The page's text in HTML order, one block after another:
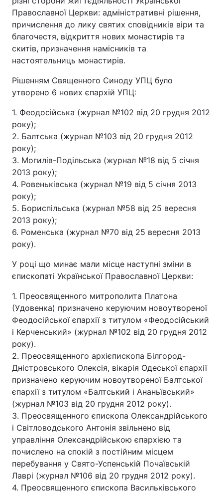
Православної Церкви: адміністративні рішення,
причислення до лику святих сповідників віри та
благочестя, відкриття нових монастирів та
скитів, призначення намісників та
настоятельниць монастирів.
Рішенням Священного Синоду УПЦ було
утворено 6 нових єпархій УПЦ:
1. Феодосійська (журнал №102 від 20 грудня 2012
року);
2. Балтська (журнал №103 від 20 грудня 2012
року);
3. Могилів-Подільська (журнал №18 від 5 січня
2013 року);
4. Ровеньківська (журнал №19 від 5 січня 2013
року);
5. Бориспільська (журнал №58 від 25 вересня
2013 року);
6. Роменська (журнал №70 від 25 вересня 2013
року).
У році що минає мали місце наступні зміни в
єпископаті Української Православної Церкви:
1. Преосвященного митрополита Платона
(Удовенка) призначено керуючим новоутвореної
Феодосійської єпархії з титулом «Феодосійський
і Керченський» (журнал №102 від 20 грудня 2012
року).
2. Преосвященного архієпископа Білгород-
Дністровського Олексія, вікарія Одеської єпархії
призначено керуючим новоутвореної Балтської
єпархії з титулом «Балтський і Ананьївський»
(журнал №103 від 20 грудня 2012 року).
3. Преосвященного єпископа Олександрійського
і Світловодського Антонія звільнено від
управління Олександрійською єпархією та
почислено на спокій з постійним місцем
перебування у Свято-Успенській Почаївській
Лаврі (журнал №106 від 20 грудня 2012 року).
4. Преосвященного єпископа Васильківського